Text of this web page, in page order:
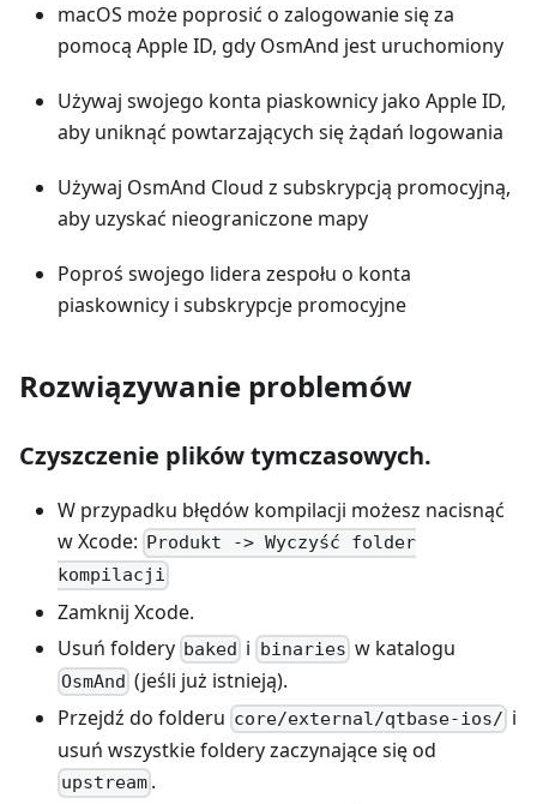
macOS może poprosić o zalogowanie się za
pomocą Apple ID, gdy OsmAnd jest uruchomiony
Używaj swojego konta piaskownicy jako Apple ID,
aby uniknąć powtarzających się żądań logowania
Używaj OsmAnd Cloud z subskrypcją promocyjną,
aby uzyskać nieograniczone mapy
Poproś swojego lidera zespołu o konta
piaskownicy i subskrypcje promocyjne
Rozwiązywanie problemów
Czyszczenie plików tymczasowych.
W przypadku błędów kompilacji możesz nacisnąć
w Xcode:
Produkt -> Wyczyść folder
kompilacji
Zamknij Xcode.
Usuń foldery baked i binaries w katalogu
OsmAnd (jeśli już istnieją).
Przejdź do folderu core/external/qtbase-ios/ i
usuń wszystkie foldery zaczynające się od
upstream .